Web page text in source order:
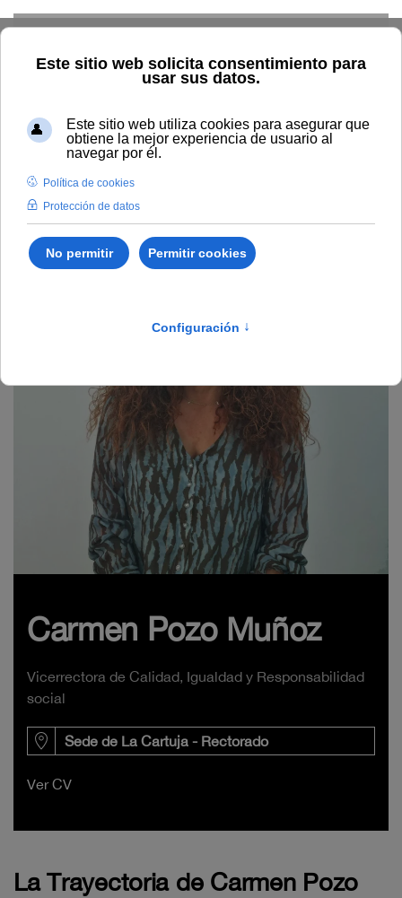
Home La UNIA Directorio Sede La Cartuja
Carmen
Pozo Muñoz
Carmen Pozo Muñoz
Vicerrectora de Calidad, Igualdad y Responsabilidad
social
Sede de La Cartuja - Rectorado
Ver CV
La Trayectoria de Carmen Pozo